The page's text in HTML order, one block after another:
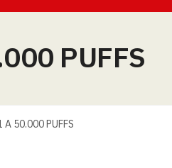
PUFFS
A 50.000 PUFFS